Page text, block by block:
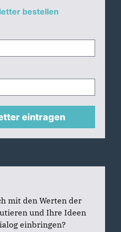
bestellen
eintragen
mit den Werten der
und Ihre Ideen
einbringen?